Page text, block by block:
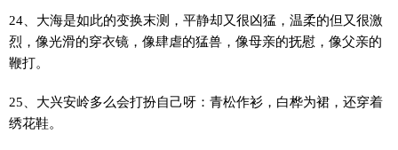
24、大海是如此的变换末测，平静却又很凶猛，温柔的但又很激
烈，像光滑的穿衣镜，像肆虐的猛兽，像母亲的抚慰，像父亲的
鞭打。
25、大兴安岭多么会打扮自己呀：青松作衫，白桦为裙，还穿着
绣花鞋。